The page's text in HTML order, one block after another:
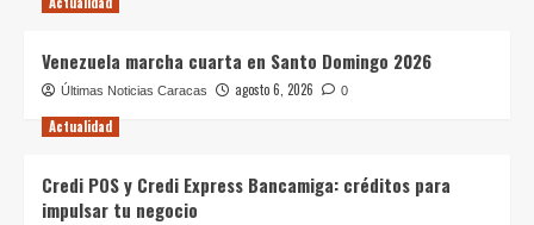
Venezuela marcha cuarta en Santo Domingo 2026
Últimas Noticias Caracas agosto 6, 2026 0
Actualidad
Credi POS y Credi Express Bancamiga: créditos para
impulsar tu negocio